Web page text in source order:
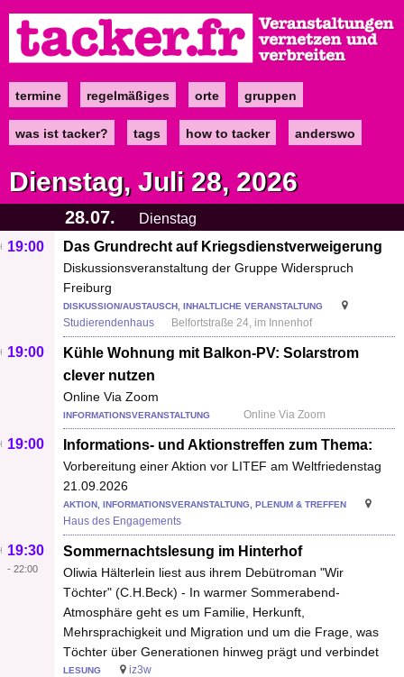
zum
Inhalt
Maintermine regelmäßiges orte gruppen
was ist tacker? tags how to tacker anderswo
Dienstag, Juli 28, 2026
28.07.
Dienstag
Das Grundrecht auf Kriegsdienstverweigerung
Diskussionsveranstaltung der Gruppe Widerspruch
Freiburg
19:00
DISKUSSION/AUSTAUSCH, INHALTLICHE VERANSTALTUNG
Studierendenhaus Belfortstraße 24, im Innenhof
Kühle Wohnung mit Balkon-PV: Solarstrom
clever nutzen
Online Via Zoom
19:00
INFORMATIONSVERANSTALTUNG Online Via Zoom
Informations- und Aktionstreffen zum Thema:
Vorbereitung einer Aktion vor LITEF am Weltfriedenstag
21.09.2026
19:00
AKTION, INFORMATIONSVERANSTALTUNG, PLENUM & TREFFEN
Haus des Engagements
Sommernachtslesung im Hinterhof
Oliwia Hälterlein liest aus ihrem Debütroman "Wir
Töchter" (C.H.Beck) - In warmer Sommerabend-
Atmosphäre geht es um Familie, Herkunft,
Mehrsprachigkeit und Migration und um die Frage, was
Töchter über Generationen hinweg prägt und verbindet
19:30
- 22:00
LESUNG iz3w